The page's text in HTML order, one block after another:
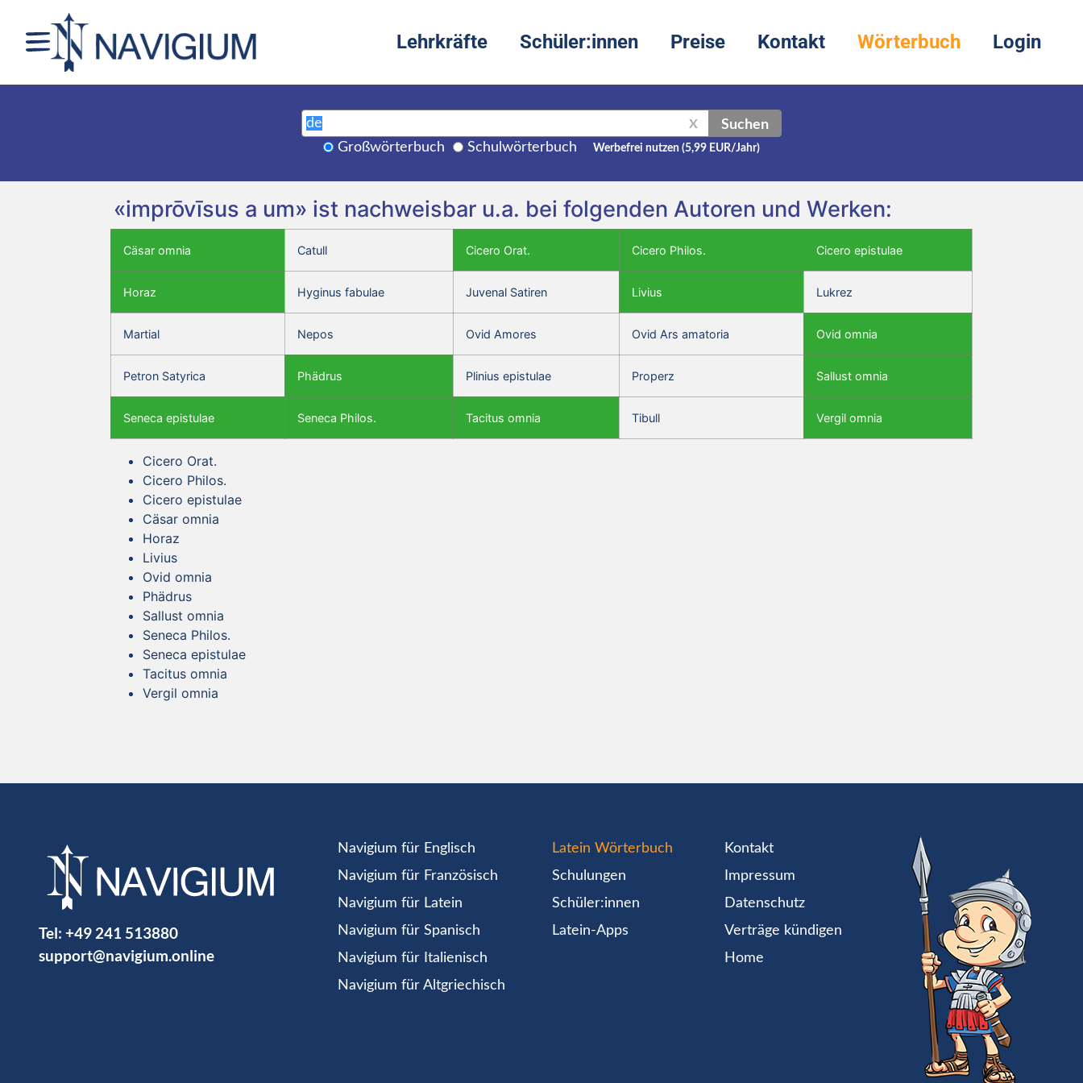
Lehrkräfte Schüler:innen Preise Kontakt Wörterbuch Login
X Suchen
Großwörterbuch Schulwörterbuch Werbefrei nutzen (5,99 EUR/Jahr)
«imprōvīsus a um» ist nachweisbar u.a. bei folgenden Autoren und Werken:
Cäsar omnia Catull Cicero Orat. Cicero Philos. Cicero epistulae
Horaz Hyginus fabulae Juvenal Satiren Livius Lukrez
Martial Nepos Ovid Amores Ovid Ars amatoria Ovid omnia
Petron Satyrica Phädrus Plinius epistulae Properz Sallust omnia
Seneca epistulae Seneca Philos. Tacitus omnia Tibull Vergil omnia
Cicero Orat.
Cicero Philos.
Cicero epistulae
Cäsar omnia
Horaz
Livius
Ovid omnia
Phädrus
Sallust omnia
Seneca Philos.
Seneca epistulae
Tacitus omnia
Vergil omnia
Tel: +49 241 513880
support@navigium.online
Navigium für Englisch
Navigium für Französisch
Navigium für Latein
Navigium für Spanisch
Navigium für Italienisch
Navigium für Altgriechisch
Latein Wörterbuch
Schulungen
Schüler:innen
Latein-Apps
Kontakt
Impressum
Datenschutz
Verträge kündigen
Home